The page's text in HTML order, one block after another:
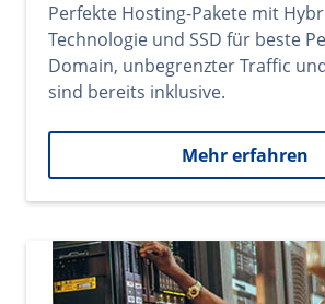
Perfekte Hosting-Pakete mit
Technologie und SSD für beste
Domain, unbegrenzter Traffic
sind bereits inklusive.
Mehr erfahren